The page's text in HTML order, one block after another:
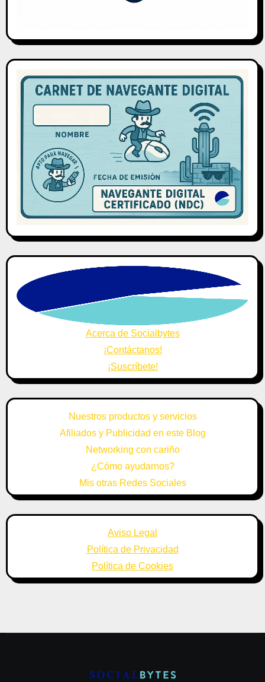
Acerca de Socialbytes
¡Contáctanos!
¡Suscríbete!
Nuestros productos y servicios
Afiliados y Publicidad en este Blog
Networking con cariño
¿Cómo ayudarnos?
Mis otras Redes Sociales
Aviso Legal
Política de Privacidad
Política de Cookies